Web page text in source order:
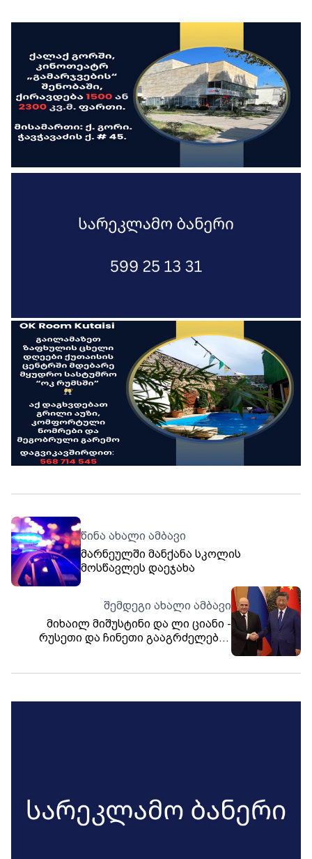
წინა ახალი ამბავი
მარნეულში მანქანა სკოლის
მოსწავლეს დაეჯახა
შემდეგი ახალი ამბავი
მიხაილ მიშუსტინი და ლი ციანი -
რუსეთი და ჩინეთი გააგრძელებენ